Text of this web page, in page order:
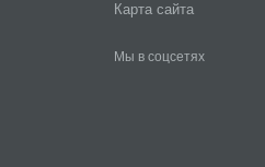
Карта сайта
Мы в соцсетях